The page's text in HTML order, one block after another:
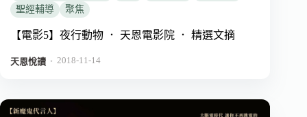
聖經輔導
聚焦
【電影5】夜行動物 ． 天恩電影院 ． 精選文摘
天恩悅讀 ． 2018-11-14